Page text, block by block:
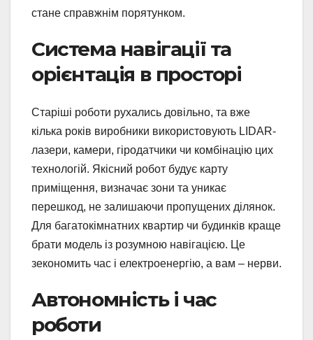
стане справжнім порятунком.
Система навігації та
орієнтація в просторі
Старіші роботи рухались довільно, та вже
кілька років виробники використовують LIDAR-
лазери, камери, гіродатчики чи комбінацію цих
технологій. Якісний робот будує карту
приміщення, визначає зони та уникає
перешкод, не залишаючи пропущених ділянок.
Для багатокімнатних квартир чи будинків краще
брати модель із розумною навігацією. Це
зекономить час і електроенергію, а вам – нерви.
Автономність і час
роботи